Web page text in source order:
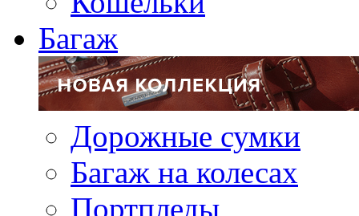
Багаж
Дорожные сумки
Багаж на колесах
Портпледы